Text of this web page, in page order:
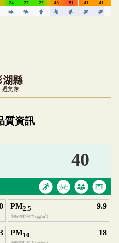
湖縣
週氣象
視覺預覽，完整即時空